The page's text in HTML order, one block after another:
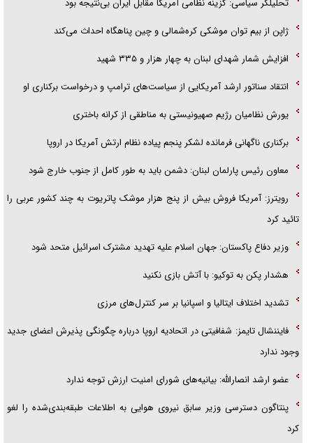
تحلیلگر سیاسی: گزینه نظامی آمریکا مقابل ایران بی‌نتیجه بود
ژاپن از بیم توان موشکی کره‌شمالی و چین پناهگاه احداث می‌کند
افزایش شمار شهدای لبنان به چهار هزار و ۳۳۵ شهید
انتقاد سناتور ارشد آمریکایی از سیاست‌های ترامپ و درخواست برکناری او
یورش نظامیان رژیم صهیونیستی به مناطقی از کرانه باختری
برکناری ناگهانی فرمانده لشکر پنجم پیاده‌ نظام ارتش آمریکا در اروپا
معاون رئیس پارلمان لبنان: دشمن باید به طور کامل از جنوب خارج شود
رویترز: آمریکا فروش بیش از پنج هزار موشک پاتریوت به چند کشور عربی را
تائید کرد
وزیر دفاع پاکستان: جهان اسلام علیه تهدید مشترک اسرائیل متحد شود
هشدار پکن به توکیو: با آتش بازی نکنید
تشدید اختلاف ایتالیا و اسپانیا بر سر کنترل‌های مرزی
فایننشال تایمز: شفافیتی در اتحادیه اروپا درباره چگونگی پذیرش اعضای جدید
وجود ندارد
عضو ارشد انصارالله: بیانیه‌های شورای امنیت ارزش توجه ندارد
پنتاگون دسترسی وزیر سابق نیروی هوایی به اطلاعات طبقه‌بندی‌شده را لغو
کرد